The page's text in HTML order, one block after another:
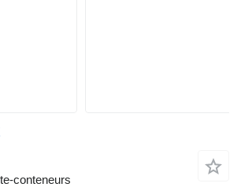
conteneurs